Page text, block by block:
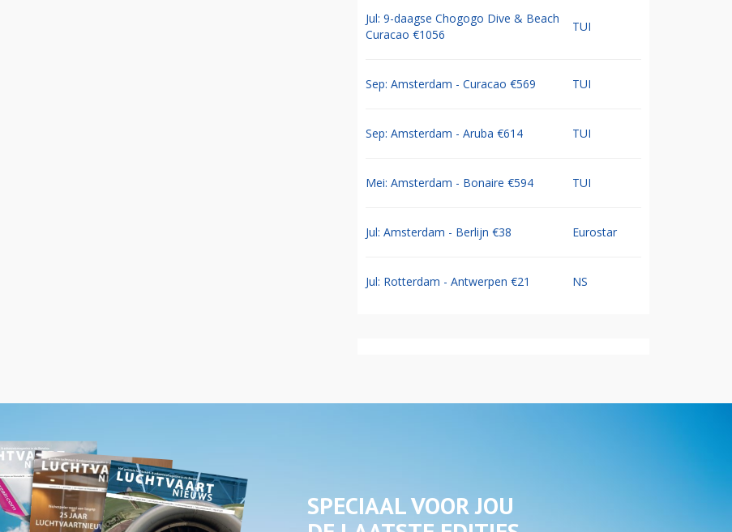
Jul: 9-daagse Chogogo Dive & Beach
Curacao €1056
TUI
Sep: Amsterdam - Curacao €569 TUI
Sep: Amsterdam - Aruba €614 TUI
Mei: Amsterdam - Bonaire €594 TUI
Jul: Amsterdam - Berlijn €38 Eurostar
Jul: Rotterdam - Antwerpen €21 NS
SPECIAAL VOOR JOU